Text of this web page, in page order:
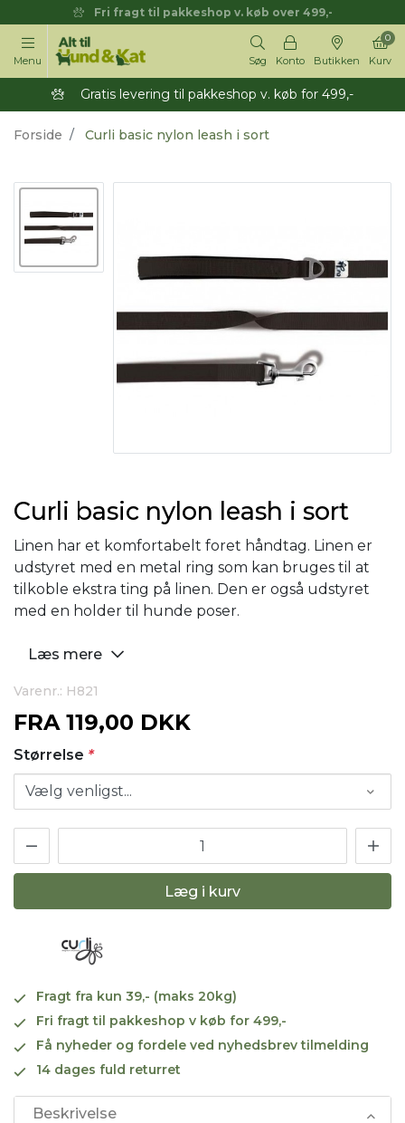
Fri fragt til pakkeshop v. køb over 499,-
Menu Søg Konto Butikken Kurv
0
Gratis levering til pakkeshop v. køb for 499,-
Forside Curli basic nylon leash i sort
Curli basic nylon leash i sort
Linen har et komfortabelt foret håndtag. Linen er
udstyret med en metal ring som kan bruges til at
tilkoble ekstra ting på linen. Den er også udstyret
med en holder til hunde poser.
Læs mere
Varenr.: H821
FRA 119,00 DKK
Størrelse *
Læg i kurv
Fragt fra kun 39,- (maks 20kg)
Fri fragt til pakkeshop v køb for 499,-
Få nyheder og fordele ved nyhedsbrev tilmelding
14 dages fuld returret
Beskrivelse